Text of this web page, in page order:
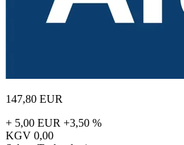
147,80 EUR
+ 5,00 EUR +3,50 %
KGV 0,00